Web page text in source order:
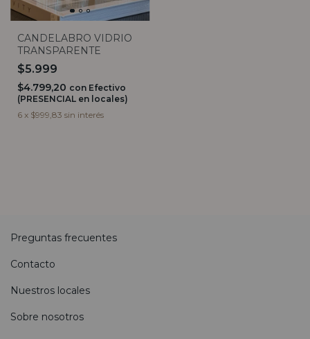
CANDELABRO VIDRIO
TRANSPARENTE
$5.999
$4.799,20 con Efectivo
(PRESENCIAL en locales)
6 x $999,83 sin interés
Preguntas frecuentes
Contacto
Nuestros locales
Sobre nosotros